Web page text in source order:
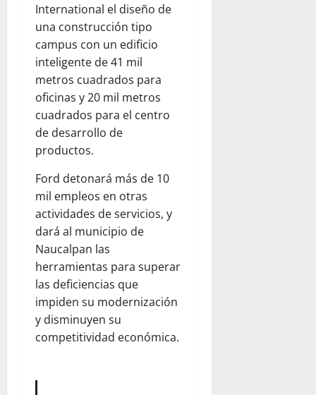
International el diseño de
una construcción tipo
campus con un edificio
inteligente de 41 mil
metros cuadrados para
oficinas y 20 mil metros
cuadrados para el centro
de desarrollo de
productos.
Ford detonará más de 10
mil empleos en otras
actividades de servicios, y
dará al municipio de
Naucalpan las
herramientas para superar
las deficiencias que
impiden su modernización
y disminuyen su
competitividad económica.